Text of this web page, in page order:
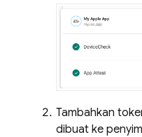
Tambahkan
dibuat ke